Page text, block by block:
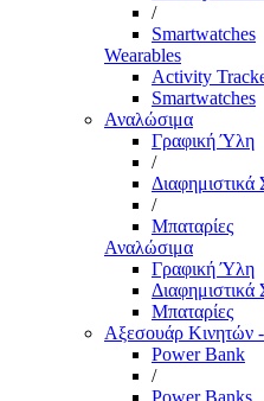
/
Smartwatches
Wearables
Activity
Smartwatches
Αναλώσιμα
Γραφική Ύλη
/
/
Μπαταρίες
Αναλώσιμα
Γραφική Ύλη
Μπαταρίες
Αξεσουάρ Κινητών
Power Bank
/
Power Banks